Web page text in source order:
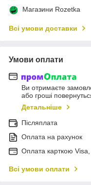
Магазини Rozetka
Всі умови доставки
Умови оплати
Ви отримаєте
або гроші
Детальніше
Післяплата
Оплата на рахунок
Оплата карткою
Всі умови оплати